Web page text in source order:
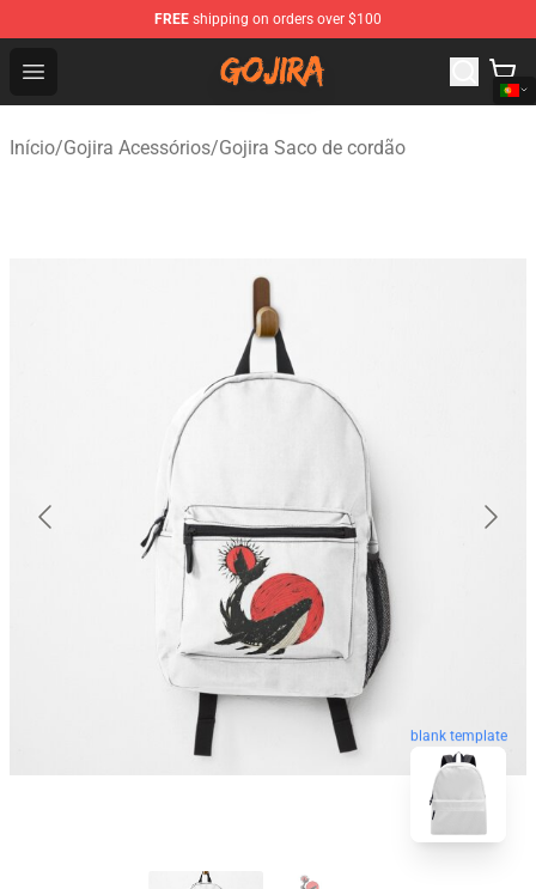
FREE shipping on orders over $100
Open menu
Gojira Shop - Official Gojira Merchandise Store
Início/Gojira Acessórios/Gojira Saco de cordão
blank template